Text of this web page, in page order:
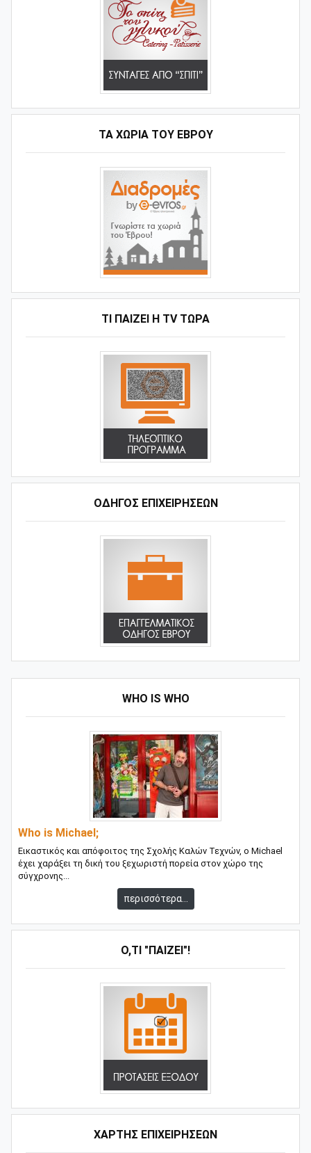
ΤΑ ΧΩΡΙΆ ΤΟΥ ΈΒΡΟΥ
ΤΙ ΠΑΊΖΕΙ Η ΤV ΤΏΡΑ
ΟΔΗΓΌΣ ΕΠΙΧΕΙΡΉΣΕΩΝ
WHO IS WHO
Who is Michael;
Εικαστικός και απόφοιτος της Σχολής Καλών Τεχνών, ο Michael
έχει χαράξει τη δική του ξεχωριστή πορεία στον χώρο της
σύγχρονης...
περισσότερα...
Ό,ΤΙ "ΠΑΊΖΕΙ"!
ΧΑΡΤΗΣ ΕΠΙΧΕΙΡΗΣΕΩΝ